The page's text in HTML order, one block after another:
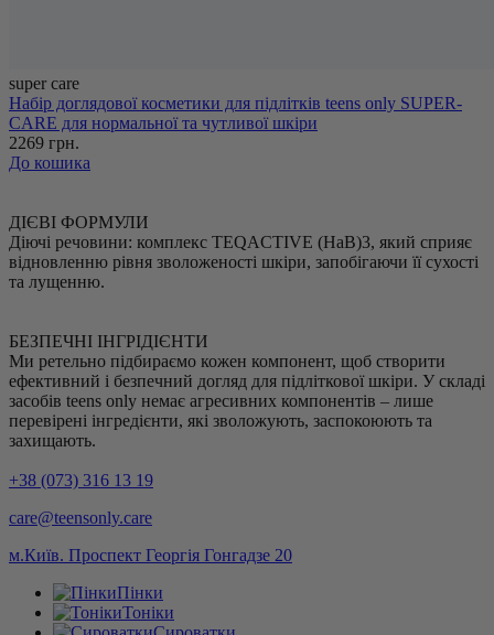
super care
Набір доглядової косметики для підлітків teens only SUPER-
CARE для нормальної та чутливої шкіри
2269 грн.
До кошика
ДІЄВІ ФОРМУЛИ
Діючі речовини: комплекс TEQACTIVE (HaB)3, який сприяє
відновленню рівня зволоженості шкіри, запобігаючи її сухості
та лущенню.
БЕЗПЕЧНІ ІНГРІДІЄНТИ
Ми ретельно підбираємо кожен компонент, щоб створити
ефективний і безпечний догляд для підліткової шкіри. У складі
засобів teens only немає агресивних компонентів – лише
перевірені інгредієнти, які зволожують, заспокоюють та
захищають.
+38 (073) 316 13 19
care@teensonly.care
м.Київ. Проспект Георгія Гонгадзе 20
Пінки
Тоніки